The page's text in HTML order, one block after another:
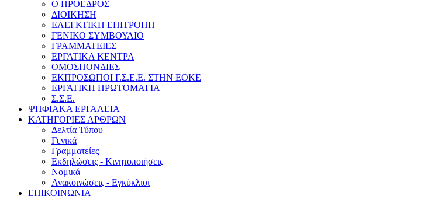
Ο ΠΡΟΕΔΡΟΣ
ΔΙΟΙΚΗΣΗ
ΕΛΕΓΚΤΙΚΗ ΕΠΙΤΡΟΠΗ
ΓΕΝΙΚΟ ΣΥΜΒΟΥΛΙΟ
ΓΡΑΜΜΑΤΕΙΕΣ
ΕΡΓΑΤΙΚΑ ΚΕΝΤΡΑ
ΟΜΟΣΠΟΝΔΙΕΣ
ΕΚΠΡΟΣΩΠΟΙ Γ.Σ.Ε.Ε. ΣΤΗΝ ΕΟΚΕ
ΕΡΓΑΤΙΚΗ ΠΡΩΤΟΜΑΓΙΑ
Σ.Σ.Ε.
ΨΗΦΙΑΚΑ ΕΡΓΑΛΕΙΑ
ΚΑΤΗΓΟΡΙΕΣ ΑΡΘΡΩΝ
Δελτία Τύπου
Γενικά
Γραμματείες
Εκδηλώσεις - Κινητοποιήσεις
Νομικά
Ανακοινώσεις - Εγκύκλιοι
ΕΠΙΚΟΙΝΩΝΙΑ